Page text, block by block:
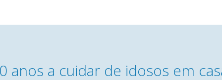
anos a cuidar de idosos em